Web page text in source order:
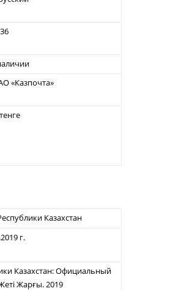
«Казпочта»
Казахстан
г.
Казахстан: Официальный
Жарғы. 2019